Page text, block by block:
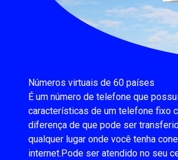
Números virtuais de 60 países
É um número de telefone que
características de um telefone fixo
diferença de que pode ser
qualquer lugar onde você tenha
internet.Pode ser atendido no seu